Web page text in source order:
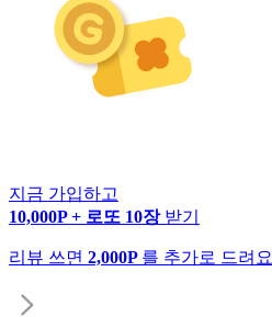
지금 가입하고
10,000P + 로또 10장 받기
리뷰 쓰면 2,000P 를 추가로 드려요